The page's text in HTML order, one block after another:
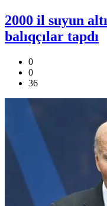
2000 il suyun
balıqçılar tapdı
0
0
36